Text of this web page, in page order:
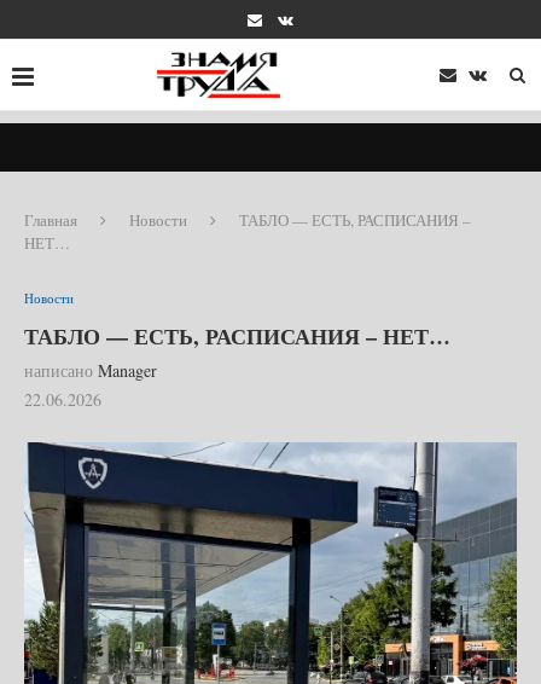
Главная Новости
ТАБЛО — ЕСТЬ, РАСПИСАНИЯ –
НЕТ…
Новости
ТАБЛО — ЕСТЬ, РАСПИСАНИЯ – НЕТ…
написано Manager
22.06.2026